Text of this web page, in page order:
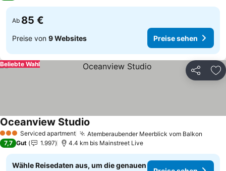
Ab 85 €
Preise von 9 Websites Preise sehen
Teilen
Beliebte Wahl
3 SterneServiced apartment Atemberaubender Meerblick vom Balkon
Oceanview Studio
7,7 Gut 1.997 4.4 km bis Mainstreet Live
Wähle Reisedaten aus, um die genauen